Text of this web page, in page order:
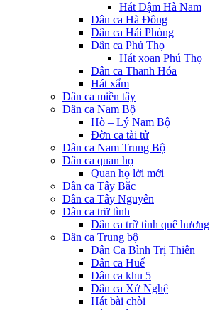
Hát Dậm Hà Nam
Dân ca Hà Đông
Dân ca Hải Phòng
Dân ca Phú Thọ
Hát xoan Phú Thọ
Dân ca Thanh Hóa
Hát xẩm
Dân ca miền tây
Dân ca Nam Bộ
Hò – Lý Nam Bộ
Đờn ca tài tử
Dân ca Nam Trung Bộ
Dân ca quan họ
Quan họ lời mới
Dân ca Tây Bắc
Dân ca Tây Nguyên
Dân ca trữ tình
Dân ca trữ tình quê hương
Dân ca Trung bộ
Dân Ca Bình Trị Thiên
Dân ca Huế
Dân ca khu 5
Dân ca Xứ Nghệ
Hát bài chòi